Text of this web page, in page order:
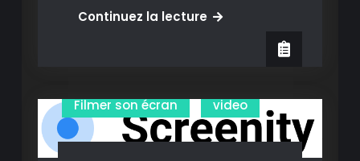
Continuez la lectureCapCut
éditeur
de
vidéos
Filmer son écran
video